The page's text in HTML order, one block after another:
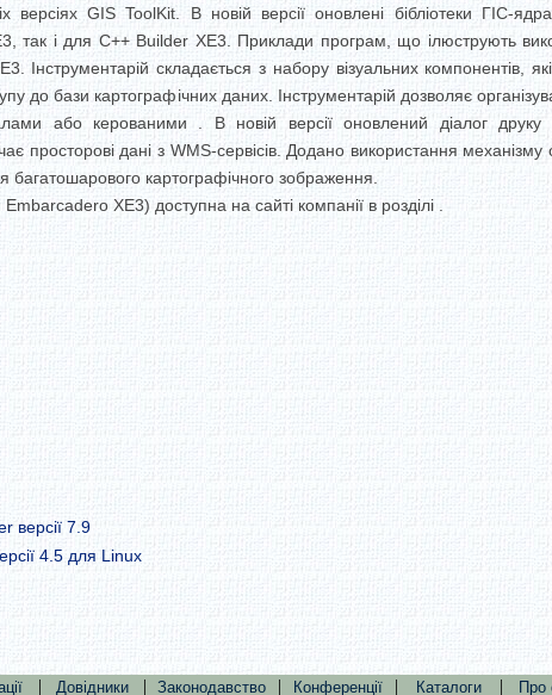
GIS ToolKit. В новій версії оновлені бібліотеки ГІС-
так і для С++ Builder XE3. Приклади програм, що ілюструють
складається з набору візуальних компонентів,
до бази картографічних даних. Інструментарій дозволяє
або керованими . В новій версії оновлений діалог
просторові дані з WMS-сервісів. Додано використання
багатошарового картографічного зображення.
XE3) доступна на сайті компанії в розділі .
версії 7.9
4.5 для Linux
| Довідники | Законодавство | Конференції | Каталоги | Про